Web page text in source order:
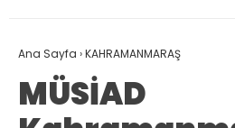
Ana Sayfa ›KAHRAMANMARAŞ
MÜSİAD